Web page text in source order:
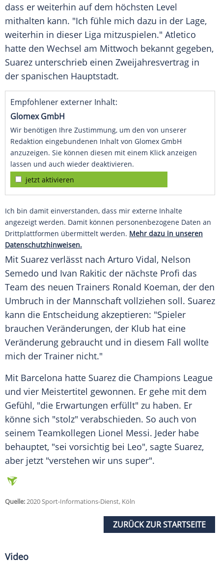
dass er weiterhin auf dem höchsten Level
mithalten kann. "Ich fühle mich dazu in der Lage,
weiterhin in dieser Liga mitzuspielen." Atletico
hatte den Wechsel am Mittwoch bekannt gegeben,
Suarez unterschrieb einen Zweijahresvertrag in
der spanischen Hauptstadt.
Empfohlener externer Inhalt:
Glomex GmbH
Wir benötigen Ihre Zustimmung, um den von unserer
Redaktion eingebundenen Inhalt von Glomex GmbH
anzuzeigen. Sie können diesen mit einem Klick anzeigen
lassen und auch wieder deaktivieren.
jetzt aktivieren
Ich bin damit einverstanden, dass mir externe Inhalte
angezeigt werden. Damit können personenbezogene Daten an
Drittplattformen übermittelt werden. Mehr dazu in unseren
Datenschutzhinweisen.
Mit Suarez verlässt nach Arturo Vidal, Nelson
Semedo und Ivan Rakitic der nächste Profi das
Team des neuen Trainers Ronald Koeman, der den
Umbruch in der Mannschaft vollziehen soll. Suarez
kann die Entscheidung akzeptieren: "Spieler
brauchen Veränderungen, der Klub hat eine
Veränderung gebraucht und in diesem Fall wollte
mich der Trainer nicht."
Mit Barcelona hatte Suarez die Champions League
und vier Meistertitel gewonnen. Er gehe mit dem
Gefühl, "die Erwartungen erfüllt" zu haben. Er
könne sich "stolz" verabschieden. So auch von
seinem Teamkollegen Lionel Messi. Jeder habe
behauptet, "sei vorsichtig bei Leo", sagte Suarez,
aber jetzt "verstehen wir uns super".
Quelle:2020 Sport-Informations-Dienst, Köln
ZURÜCK ZUR STARTSEITE
Video